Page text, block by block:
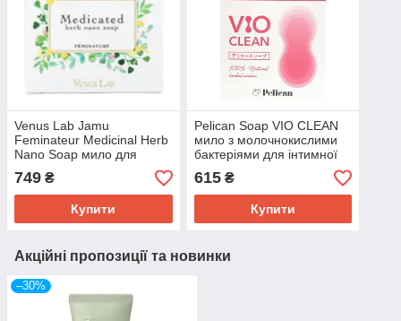
Venus Lab Jamu
Feminateur Medicinal Herb
Nano Soap мило для
інтимної гігієни, 100 г
749 ₴
Купити
Pelican Soap VIO CLEAN
мило з молочнокислими
бактеріями для інтимної
гігієни, 105 г.
615₴
Купити
Акційні пропозиції та новинки
–30%